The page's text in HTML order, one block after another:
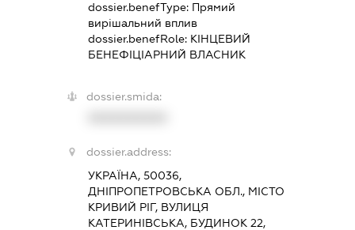
dossier.benefType: Прямий
вирішальний вплив
dossier.benefRole: КІНЦЕВИЙ
БЕНЕФІЦІАРНИЙ ВЛАСНИК
dossier.smida:
dossier.address:
УКРАЇНА, 50036,
ДНІПРОПЕТРОВСЬКА ОБЛ., МІСТО
КРИВИЙ РІГ, ВУЛИЦЯ
КАТЕРИНІВСЬКА, БУДИНОК 22,